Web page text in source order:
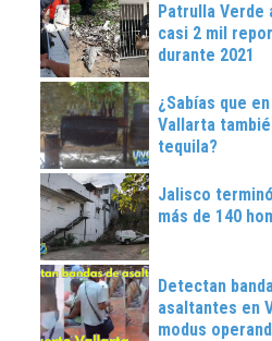
Patrulla Verde
casi 2 mil
durante 2021
¿Sabías que
Vallarta
tequila?
Jalisco
más de 140
Detectan
asaltantes en
modus